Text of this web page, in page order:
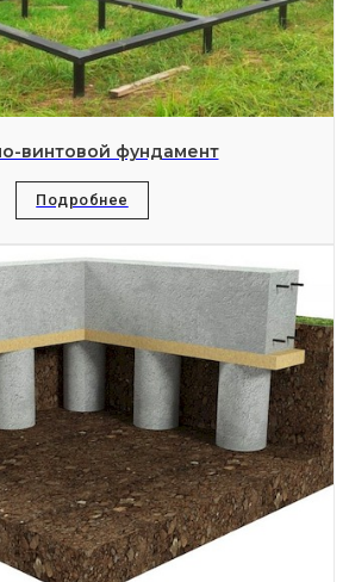
винтовой фундамент
Подробнее